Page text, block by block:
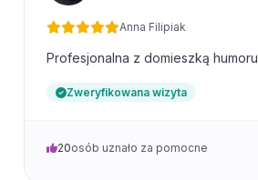
Anna Filipiak
Profesjonalna z domieszką humoru
Zweryfikowana wizyta
20osób uznało za pomocne